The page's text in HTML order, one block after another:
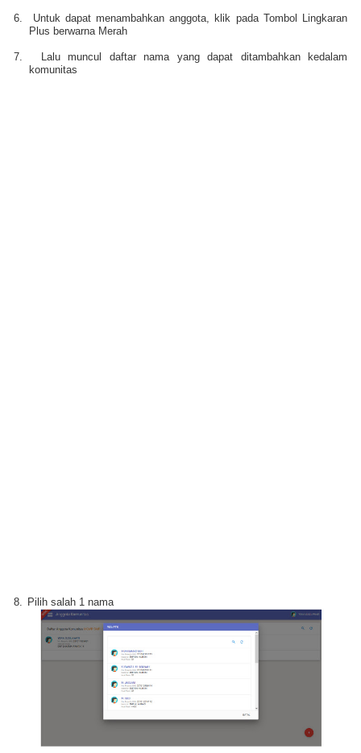
6.
Untuk dapat menambahkan anggota, klik pada Tombol Lingkaran
Plus berwarna Merah
7.
Lalu muncul daftar nama yang dapat ditambahkan kedalam
komunitas
8. Pilih salah 1 nama